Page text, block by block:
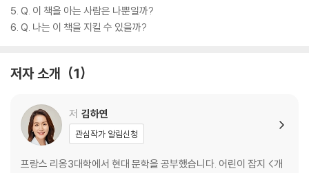
5. Q. 이 책을 아는 사람은 나뿐일까?
6. Q. 나는 이 책을 지킬 수 있을까?
저자 소개 1
저 김하연
관심작가 알림신청
프랑스 리옹3대학에서 현대 문학을 공부했습니다. 어린이 잡지 <개